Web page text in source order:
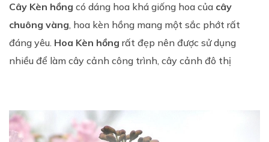
Cây Kèn hồng có dáng hoa khá giống hoa của cây
chuông vàng, hoa kèn hồng mang một sắc phớt rất
đáng yêu. Hoa Kèn hồng rất đẹp nên được sử dụng
nhiều để làm cây cảnh công trình, cây cảnh đô thị